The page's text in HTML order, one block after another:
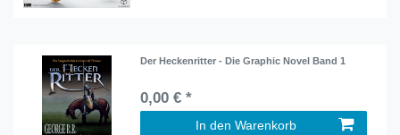
Der Heckenritter - Die Graphic Novel Band 1
0,00 € *
In den Warenkorb